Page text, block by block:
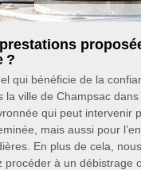
?
qui bénéficie de la
la ville de Champsac
qui peut intervenir
mais aussi pour
En plus de cela,
procéder à un débistrage